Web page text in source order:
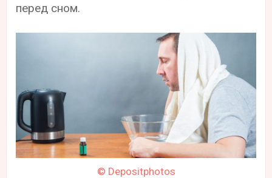
перед сном.
© Depositphotos